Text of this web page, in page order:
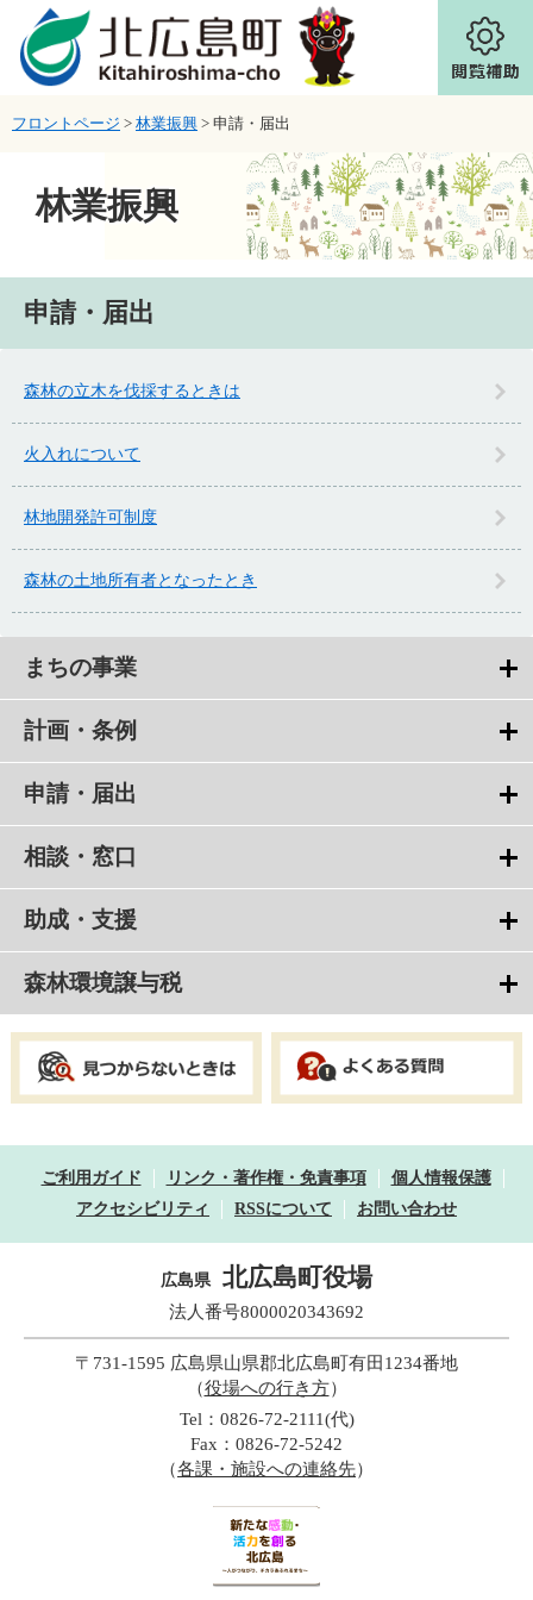
ページの先頭です。
メニューを飛ばして本文へ
フロントページ > 林業振興 > 申請・届出
林業振興
まちの事業
計画・条例
申請・届出
相談・窓口
助成・支援
森林環境譲与税
申請・届出
森林の立木を伐採するときは
火入れについて
林地開発許可制度
森林の土地所有者となったとき
ご利用ガイド リンク・著作権・免責事項
個人情報保護
アクセシビリティ
RSSについて お問い合わせ
広島県 北広島町役場
法人番号8000020343692
〒731-1595 広島県山県郡北広島町有田1234番地
（役場への行き方）
Tel：0826-72-2111(代)
Fax：0826-72-5242
（各課・施設への連絡先）